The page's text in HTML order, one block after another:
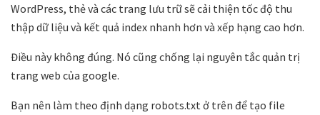
WordPress, thẻ và các trang lưu trữ sẽ cải thiện tốc độ thu
thập dữ liệu và kết quả index nhanh hơn và xếp hạng cao hơn.
Điều này không đúng. Nó cũng chống lại nguyên tắc quản trị
trang web của google.
Bạn nên làm theo định dạng robots.txt ở trên để tạo file